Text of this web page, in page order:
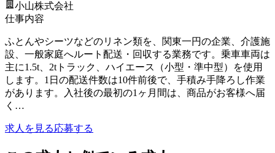
小山株式会社
仕事内容
ふとんやシーツなどのリネン類を、関東一円の企業、介護施
設、一般家庭へルート配送・回収する業務です。乗車車両は
主に1.5t、2tトラック、ハイエース（小型・準中型）を使用
します。1日の配送件数は10件前後で、手積み手降ろし作業
があります。入社後の最初の1ヶ月間は、商品がお客様へ届
く…
求人を見る応募する